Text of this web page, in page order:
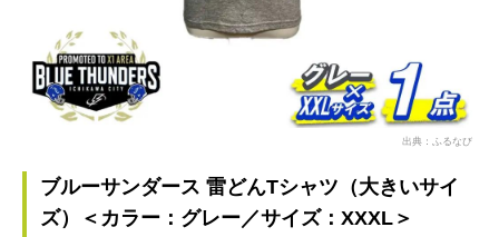
出典：ふるなび
ブルーサンダース 雷どんTシャツ（大きいサイ
ズ）＜カラー：グレー／サイズ：XXXL＞